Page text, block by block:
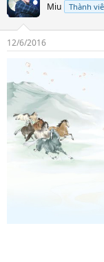
Miu Thành
12/6/2016